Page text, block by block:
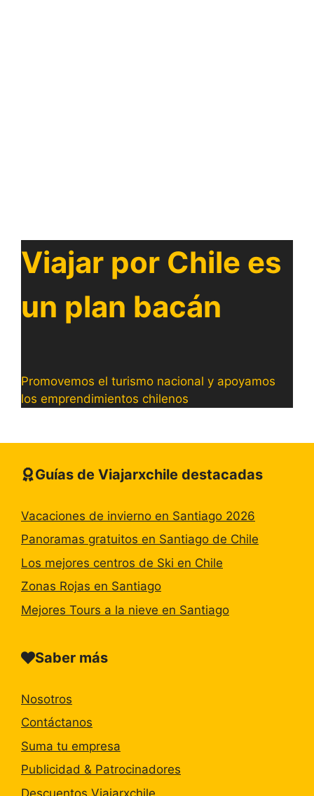
Viajar por Chile es
un plan bacán
Promovemos el turismo nacional y apoyamos
los emprendimientos chilenos
Guías de Viajarxchile destacadas
Vacaciones de invierno en Santiago 2026
Panoramas gratuitos en Santiago de Chile
Los mejores centros de Ski en Chile
Zonas Rojas en Santiago
Mejores Tours a la nieve en Santiago
Saber más
Nosotros
Contáctanos
Suma tu empresa
Publicidad & Patrocinadores
Descuentos Viajarxchile